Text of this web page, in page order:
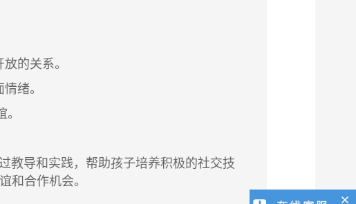
的关系。
绪。
导和实践，帮助孩子培养积极的社交技
和合作机会。